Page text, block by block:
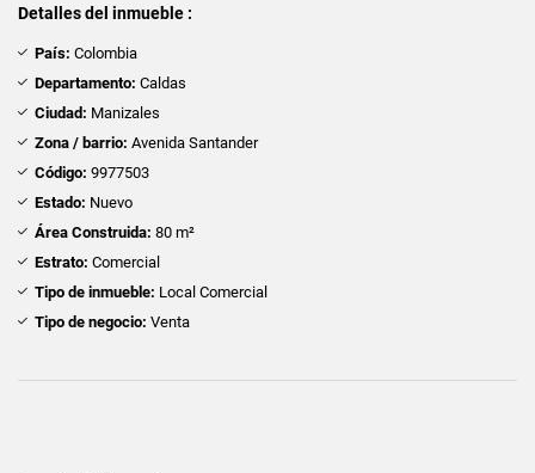
Detalles del inmueble :
País: Colombia
Departamento: Caldas
Ciudad: Manizales
Zona / barrio: Avenida Santander
Código: 9977503
Estado: Nuevo
Área Construida: 80 m²
Estrato: Comercial
Tipo de inmueble: Local Comercial
Tipo de negocio: Venta